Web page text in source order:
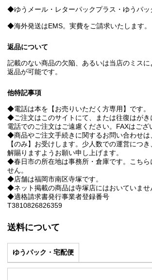
◆ゆうメール・レターパックプラス・ゆうパッ
◆海外発送はEMS。実費をご請求いたします。
返品について
記載のない商品の欠陥、あるいは当店のミス
返品が可能です。
他特記事項
◆電話は本を【お売りいただく方専用】です。
◆ご注文はこのサイトにて、または往復はがき
電話でのご注文はご遠慮ください。FAXはござ
◆商品やご注文手続きに関するお問い合わせは
【のみ】お受けします。少人数での運営につ
解賜りますようお願い申し上げます。
◆春日市の所在地は事務所・倉庫です。こちら
せん。
◆店舗は福岡市南区寺塚です。
◆ネット掲載の商品は寺塚店にはおいていませ
◆適格請求書発行事業者登録番号
T3810826826359
送料について
ゆうパック・宅配便